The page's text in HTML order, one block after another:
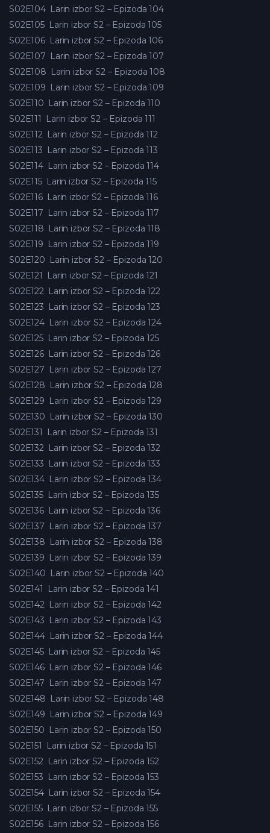
S02E104 Larin izbor S2 – Epizoda 104
S02E105 Larin izbor S2 – Epizoda 105
S02E106 Larin izbor S2 – Epizoda 106
S02E107 Larin izbor S2 – Epizoda 107
S02E108 Larin izbor S2 – Epizoda 108
S02E109 Larin izbor S2 – Epizoda 109
S02E110 Larin izbor S2 – Epizoda 110
S02E111
Larin izbor S2 – Epizoda 111
S02E112 Larin izbor S2 – Epizoda 112
S02E113 Larin izbor S2 – Epizoda 113
S02E114 Larin izbor S2 – Epizoda 114
S02E115 Larin izbor S2 – Epizoda 115
S02E116 Larin izbor S2 – Epizoda 116
S02E117 Larin izbor S2 – Epizoda 117
S02E118 Larin izbor S2 – Epizoda 118
S02E119 Larin izbor S2 – Epizoda 119
S02E120 Larin izbor S2 – Epizoda 120
S02E121
Larin izbor S2 – Epizoda 121
S02E122 Larin izbor S2 – Epizoda 122
S02E123 Larin izbor S2 – Epizoda 123
S02E124 Larin izbor S2 – Epizoda 124
S02E125 Larin izbor S2 – Epizoda 125
S02E126 Larin izbor S2 – Epizoda 126
S02E127 Larin izbor S2 – Epizoda 127
S02E128 Larin izbor S2 – Epizoda 128
S02E129 Larin izbor S2 – Epizoda 129
S02E130 Larin izbor S2 – Epizoda 130
S02E131
Larin izbor S2 – Epizoda 131
S02E132 Larin izbor S2 – Epizoda 132
S02E133 Larin izbor S2 – Epizoda 133
S02E134 Larin izbor S2 – Epizoda 134
S02E135 Larin izbor S2 – Epizoda 135
S02E136 Larin izbor S2 – Epizoda 136
S02E137 Larin izbor S2 – Epizoda 137
S02E138 Larin izbor S2 – Epizoda 138
S02E139 Larin izbor S2 – Epizoda 139
S02E140 Larin izbor S2 – Epizoda 140
S02E141
Larin izbor S2 – Epizoda 141
S02E142 Larin izbor S2 – Epizoda 142
S02E143 Larin izbor S2 – Epizoda 143
S02E144 Larin izbor S2 – Epizoda 144
S02E145 Larin izbor S2 – Epizoda 145
S02E146 Larin izbor S2 – Epizoda 146
S02E147 Larin izbor S2 – Epizoda 147
S02E148 Larin izbor S2 – Epizoda 148
S02E149 Larin izbor S2 – Epizoda 149
S02E150 Larin izbor S2 – Epizoda 150
S02E151
Larin izbor S2 – Epizoda 151
S02E152 Larin izbor S2 – Epizoda 152
S02E153 Larin izbor S2 – Epizoda 153
S02E154 Larin izbor S2 – Epizoda 154
S02E155 Larin izbor S2 – Epizoda 155
S02E156 Larin izbor S2 – Epizoda 156